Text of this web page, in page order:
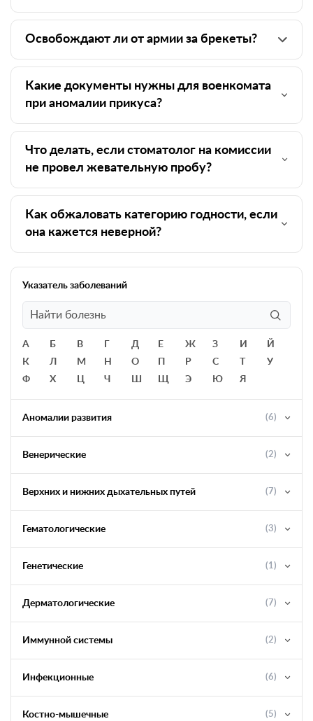
Освобождают ли от армии за брекеты?
Какие документы нужны для военкомата
при аномалии прикуса?
Что делать, если стоматолог на комиссии
не провел жевательную пробу?
Как обжаловать категорию годности, если
она кажется неверной?
Указатель заболеваний
А Б В Д Е Ж З И
Й
К
Л М Н О Р С
У
Ф
Х Ц Ч Ш Щ Э Ю Я
Аномалии развития (6)
Венерические (2)
Верхних и нижних дыхательных путей (7)
Гематологические (3)
Генетические (1)
Дерматологические (7)
Иммунной системы (2)
Инфекционные (6)
Костно-мышечные (5)